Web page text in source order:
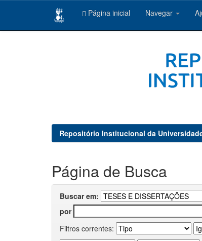
Página inicial Navegar
Repositório Institucional da
Página de Busca
Buscar em:
por
Filtros correntes: